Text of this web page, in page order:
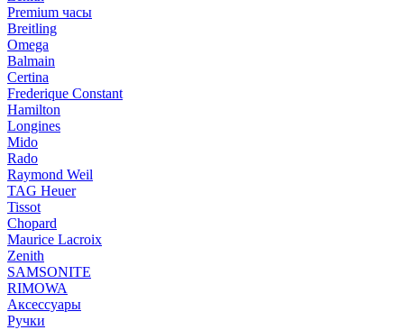
Premium часы
Breitling
Omega
Balmain
Certina
Frederique Constant
Hamilton
Longines
Mido
Rado
Raymond Weil
TAG Heuer
Tissot
Chopard
Maurice Lacroix
Zenith
SAMSONITE
RIMOWA
Аксессуары
Ручки